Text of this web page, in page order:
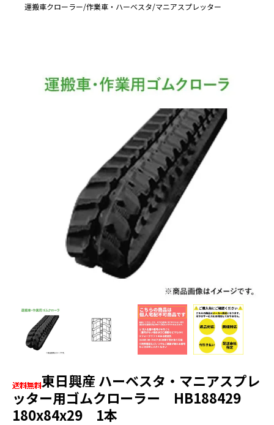
運搬車クローラー/作業車・ハーベスタ/マニアスプレッター
東日興産 ハーベスタ・マニアスプレ
ッター用ゴムクローラー HB188429
180x84x29 1本